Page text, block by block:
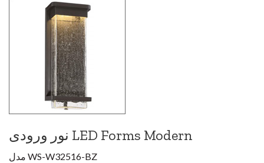
نور ورودی LED Forms Modern
مدل WS-W32516-BZ